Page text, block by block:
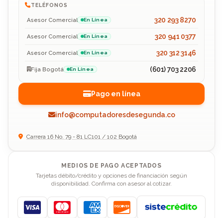
TELÉFONOS
Asesor Comercial En Línea 320 293 8270
Asesor Comercial En Línea 320 941 0377
Asesor Comercial En Línea 320 312 3146
Fija Bogotá En Línea (601) 703 2206
Pago en línea
info@computadoresdesegunda.co
Carrera 16 No. 79 - 81 LC101 / 102 Bogotá
MEDIOS DE PAGO ACEPTADOS
Tarjetas débito/crédito y opciones de financiación según
disponibilidad. Confirma con asesor al cotizar.
Visa MastercardAmerican Express
Discover